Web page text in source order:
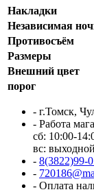
Накладки
Независимая
Противосъём
Размеры
Внешний цвет
порог
- г.Томск,
- Работа
сб: 10:00-
вс: выходной
- 8(3822)99-
-
- Оплата